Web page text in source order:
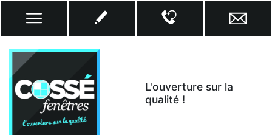
L'ouverture sur la
qualité !